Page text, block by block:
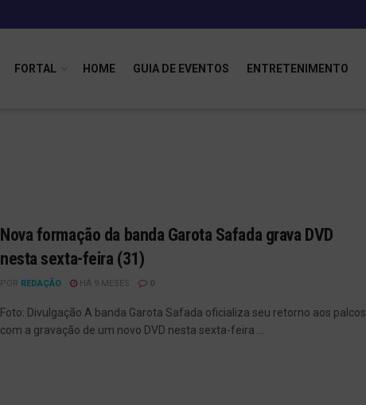
FORTAL HOME GUIA DE EVENTOS ENTRETENIMENTO
Nova formação da banda Garota Safada grava DVD
nesta sexta-feira (31)
POR REDAÇÃO HÁ 9 MESES 0
Foto: Divulgação A banda Garota Safada oficializa seu retorno aos palcos
com a gravação de um novo DVD nesta sexta-feira ...